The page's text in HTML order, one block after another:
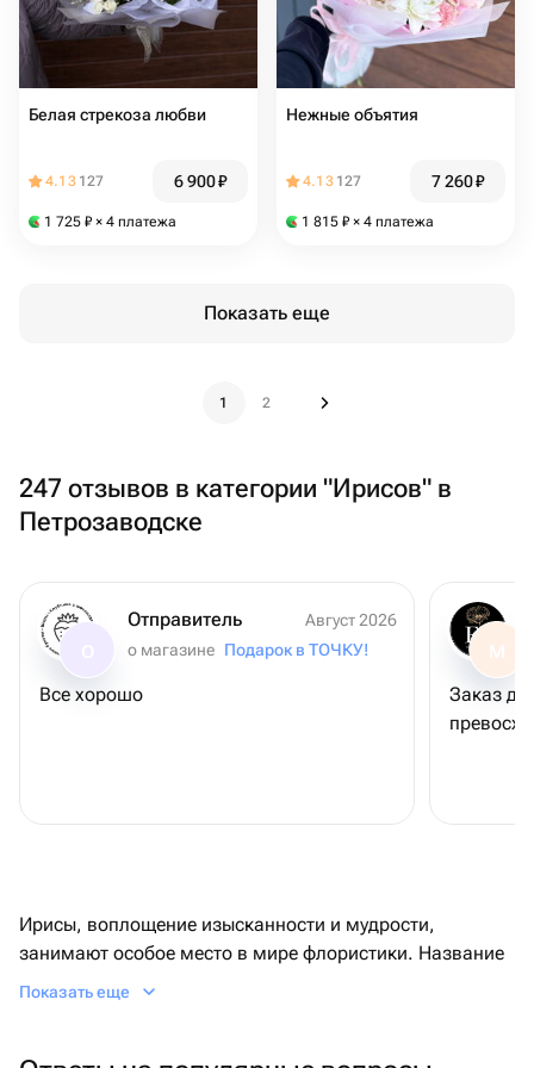
Белая стрекоза любви
4.13 127 6 900₽
1 725 ₽ × 4 платежа
Нежные объятия
4.13 127 7 260₽
1 815 ₽ × 4 платежа
Показать еще
1 2
247 отзывов в категории "Ирисов" в
Петрозаводске
Отправитель
Август 2026
о магазине Подарок в ТОЧКУ!
Все хорошо
М
Заказ
Ирисы, воплощение изысканности и мудрости,
занимают особое место в мире флористики. Название
этих цветов происходит от греческого слова,
Показать еще